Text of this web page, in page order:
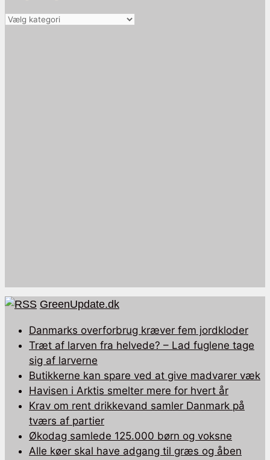
Vælg
GreenUpdate.dk
Danmarks overforbrug kræver fem jordkloder
Træt af larven fra helvede? – Lad fuglene tage
sig af larverne
Butikkerne kan spare ved at give madvarer væk
Havisen i Arktis smelter mere for hvert år
Krav om rent drikkevand samler Danmark på
tværs af partier
Økodag samlede 125.000 børn og voksne
Alle køer skal have adgang til græs og åben